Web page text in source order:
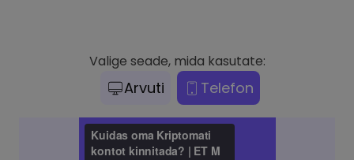
Valige seade, mida kasutate:
Arvuti Telefon